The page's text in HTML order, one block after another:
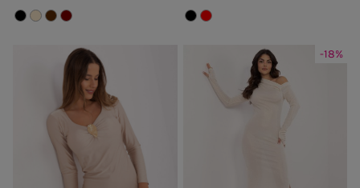
-18%